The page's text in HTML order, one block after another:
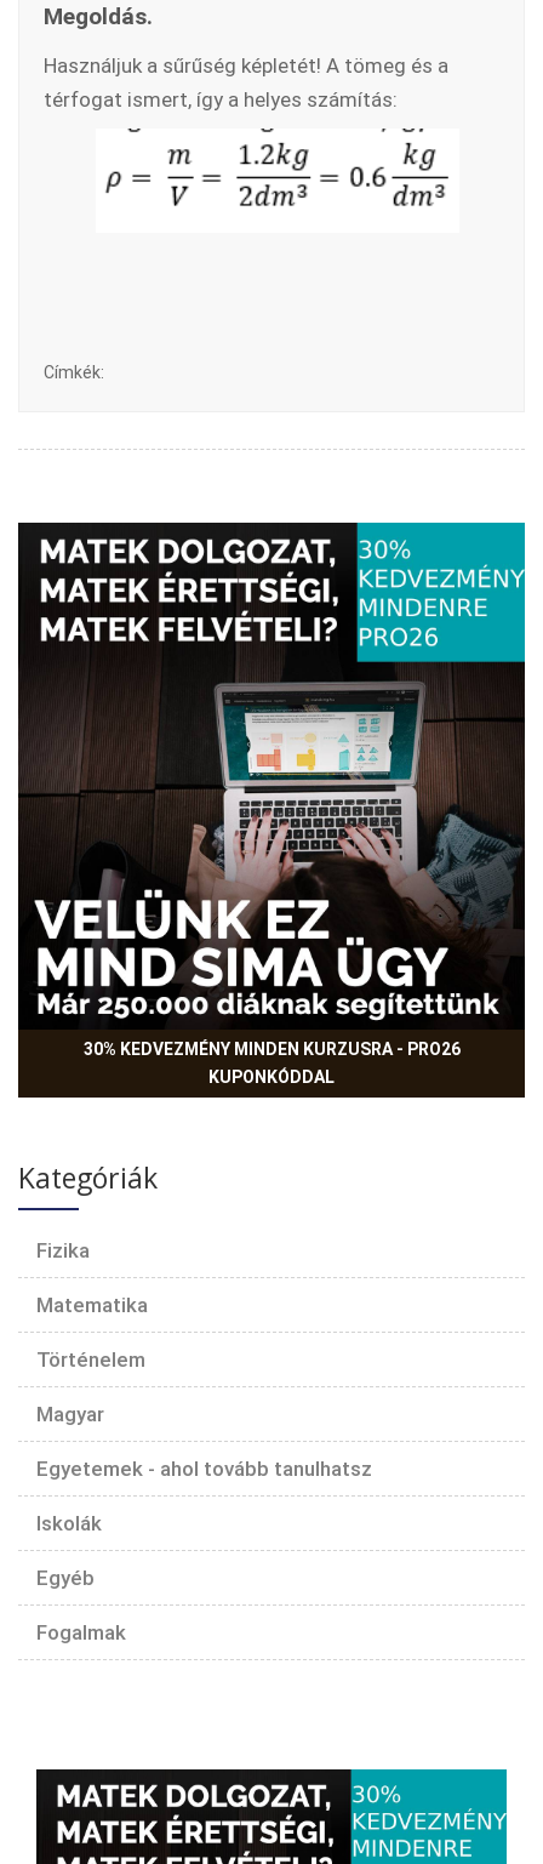
Megoldás.
Használjuk a sűrűség képletét! A tömeg és a
térfogat ismert, így a helyes számítás:
Címkék:
30% KEDVEZMÉNY MINDEN KURZUSRA - PRO26
KUPONKÓDDAL
Kategóriák
Fizika
Matematika
Történelem
Magyar
Egyetemek - ahol tovább tanulhatsz
Iskolák
Egyéb
Fogalmak